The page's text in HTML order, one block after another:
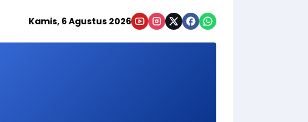
Kamis, 6 Agustus 2026